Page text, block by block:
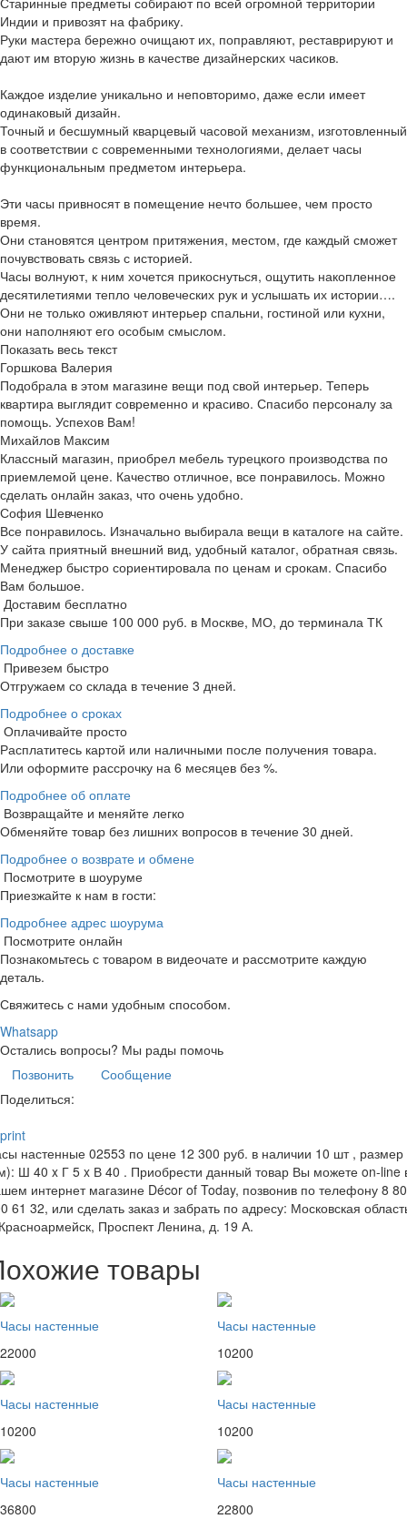
Индии и привозят на фабрику.
Руки мастера бережно очищают их, поправляют, реставрируют и
дают им вторую жизнь в качестве дизайнерских часиков.
Каждое изделие уникально и неповторимо, даже если имеет
одинаковый дизайн.
Точный и бесшумный кварцевый часовой механизм, изготовленный
в соответствии с современными технологиями, делает часы
функциональным предметом интерьера.
Эти часы привносят в помещение нечто большее, чем просто
время.
Они становятся центром притяжения, местом, где каждый сможет
почувствовать связь с историей.
Часы волнуют, к ним хочется прикоснуться, ощутить накопленное
десятилетиями тепло человеческих рук и услышать их истории….
Они не только оживляют интерьер спальни, гостиной или кухни,
они наполняют его особым смыслом.
Показать весь текст
Горшкова Валерия
Подобрала в этом магазине вещи под свой интерьер. Теперь
квартира выглядит современно и красиво. Спасибо персоналу за
помощь. Успехов Вам!
Михайлов Максим
Классный магазин, приобрел мебель турецкого производства по
приемлемой цене. Качество отличное, все понравилось. Можно
сделать онлайн заказ, что очень удобно.
София Шевченко
Все понравилось. Изначально выбирала вещи в каталоге на сайте.
У сайта приятный внешний вид, удобный каталог, обратная связь.
Менеджер быстро сориентировала по ценам и срокам. Спасибо
Вам большое.
Доставим бесплатно
При заказе свыше 100 000 руб. в Москве, МО, до терминала ТК
Подробнее о доставке
Привезем быстро
Отгружаем со склада в течение 3 дней.
Подробнее о сроках
Оплачивайте просто
Расплатитесь картой или наличными после получения товара.
Или оформите рассрочку на 6 месяцев без %.
Подробнее об оплате
Возвращайте и меняйте легко
Обменяйте товар без лишних вопросов в течение 30 дней.
Подробнее о возврате и обмене
Посмотрите в шоуруме
Приезжайте к нам в гости:
Подробнее адрес шоурума
Посмотрите онлайн
Познакомьтесь с товаром в видеочате и рассмотрите каждую
деталь.
Свяжитесь с нами удобным способом.
Whatsapp
Остались вопросы? Мы рады помочь
Позвонить
Сообщение
Поделиться:
print
настенные 02553 по цене 12 300 руб. в наличии 10 шт , размер
Ш 40 x Г 5 x В 40 . Приобрести данный товар Вы можете on-line
интернет магазине Décor of Today, позвонив по телефону 8
61 32, или сделать заказ и забрать по адресу: Московская
Проспект Ленина, д. 19 А.
товары
Часы настенные
22000
Часы настенные
10200
Часы настенные
10200
Часы настенные
10200
Часы настенные
36800
Часы настенные
22800